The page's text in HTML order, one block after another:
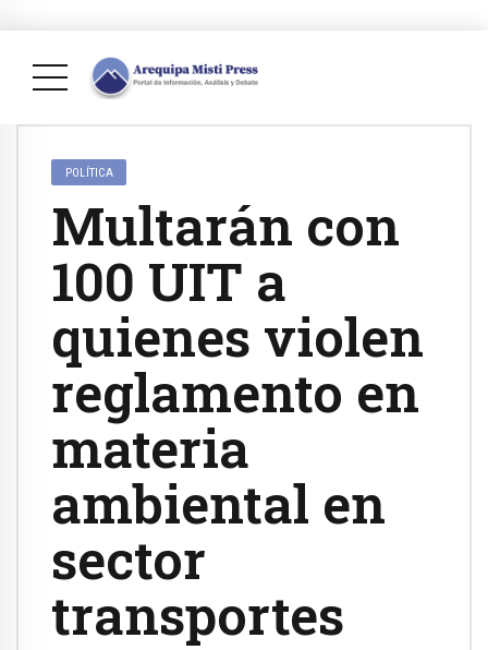
POLÍTICA
Multarán con
100 UIT a
quienes violen
reglamento en
materia
ambiental en
sector
transportes